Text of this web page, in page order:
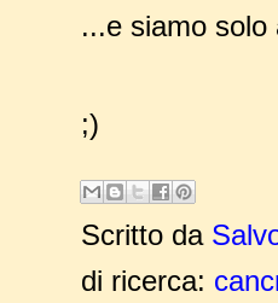
...e siamo solo
;)
Scritto da
di ricerca: